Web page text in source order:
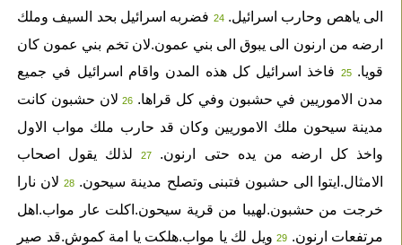
الى ياهص وحارب اسرائيل. 24فضربه اسرائيل بحد السيف وملك
ارضه من ارنون الى يبوق الى بني عمون.لان تخم بني عمون كان
قويا. 25فاخذ اسرائيل كل هذه المدن واقام اسرائيل في جميع
مدن الاموريين في حشبون وفي كل قراها. 26لان حشبون كانت
مدينة سيحون ملك الاموريين وكان قد حارب ملك مواب الاول
واخذ كل ارضه من يده حتى ارنون.
27لذلك يقول اصحاب
الامثال.ايتوا الى حشبون فتبنى وتصلح مدينة سيحون. 28لان نارا
خرجت من حشبون.لهيبا من قرية سيحون.اكلت عار مواب.اهل
مرتفعات ارنون. 29ويل لك يا مواب.هلكت يا امة كموش.قد صير